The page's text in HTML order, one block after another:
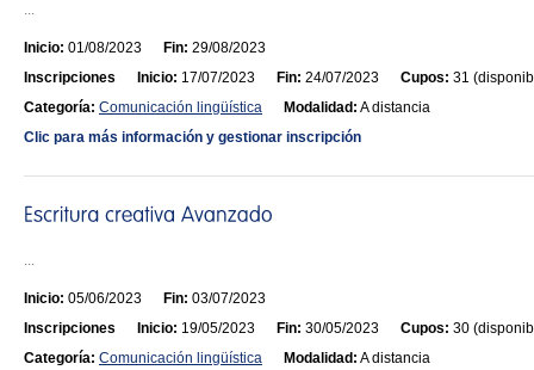
...
Inicio: 01/08/2023 Fin: 29/08/2023
Inscripciones
Inicio: 17/07/2023 Fin: 24/07/2023 Cupos: 31
Categoría: Comunicación lingüística Modalidad: A distancia
Clic para más información y gestionar inscripción
...
Inicio: 05/06/2023 Fin: 03/07/2023
Inscripciones
Inicio: 19/05/2023 Fin: 30/05/2023 Cupos: 30
Categoría: Comunicación lingüística Modalidad: A distancia